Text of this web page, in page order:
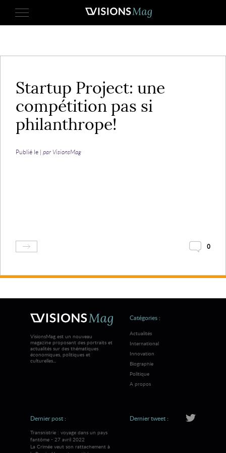
Startup Project: une
compétition pas si
philanthrope!
Publié le | par VisionsMag
0
VisionsMag est un nouveau
magazine proposant des portraits et
actualités sur des thématiques
économiques, politiques et
culturelles...
Catégories :
Actualités
International
Innovation
Biographie
Politique
A propos
Dernier post :
Transnistrie : voyage dans un pays
fantôme - 27 avril 2022
La Crimée veut son rattachement à
Dernier tweet :